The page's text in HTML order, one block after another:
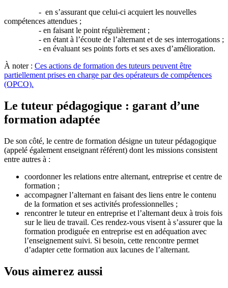
- en s’assurant que celui-ci acquiert les nouvelles
compétences attendues ;
- en faisant le point régulièrement ;
- en étant à l’écoute de l’alternant et de ses interrogations ;
- en évaluant ses points forts et ses axes d’amélioration.
À noter : Ces actions de formation des tuteurs peuvent être
partiellement prises en charge par des opérateurs de compétences
(OPCO).
Le tuteur pédagogique : garant d’une
formation adaptée
De son côté, le centre de formation désigne un tuteur pédagogique
(appelé également enseignant référent) dont les missions consistent
entre autres à :
coordonner les relations entre alternant, entreprise et centre de
formation ;
accompagner l’alternant en faisant des liens entre le contenu
de la formation et ses activités professionnelles ;
rencontrer le tuteur en entreprise et l’alternant deux à trois fois
sur le lieu de travail. Ces rendez-vous visent à s’assurer que la
formation prodiguée en entreprise est en adéquation avec
l’enseignement suivi. Si besoin, cette rencontre permet
d’adapter cette formation aux lacunes de l’alternant.
Vous aimerez aussi